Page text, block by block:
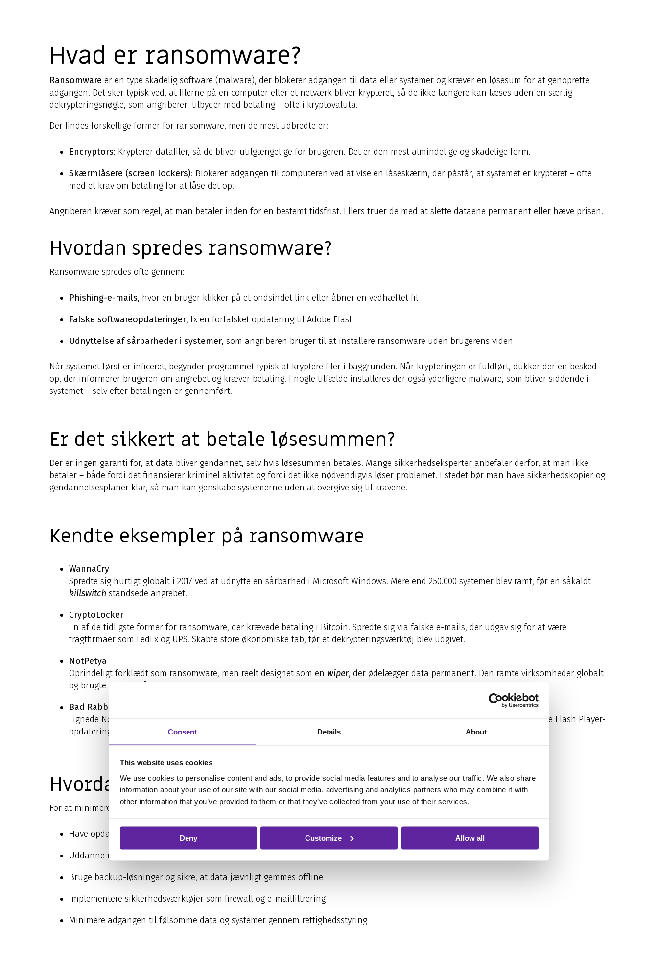
Consent Details About
This website uses cookies
We use cookies to personalise content and ads, to provide social media features and to analyse our traffic. We also share
information about your use of our site with our social media, advertising and analytics partners who may combine it with
other information that you’ve provided to them or that they’ve collected from your use of their services.
Deny Customize Allow all
Hvad er ransomware?
Ransomware er en type skadelig software (malware), der blokerer adgangen til data eller systemer og kræver en løsesum for at genoprette
adgangen. Det sker typisk ved, at filerne på en computer eller et netværk bliver krypteret, så de ikke længere kan læses uden en særlig
dekrypteringsnøgle, som angriberen tilbyder mod betaling – ofte i kryptovaluta.
Der findes forskellige former for ransomware, men de mest udbredte er:
Encryptors: Krypterer datafiler, så de bliver utilgængelige for brugeren. Det er den mest almindelige og skadelige form.
Skærmlåsere (screen lockers): Blokerer adgangen til computeren ved at vise en låseskærm, der påstår, at systemet er krypteret – ofte
med et krav om betaling for at låse det op.
Angriberen kræver som regel, at man betaler inden for en bestemt tidsfrist. Ellers truer de med at slette dataene permanent eller hæve prisen.
Hvordan spredes ransomware?
Ransomware spredes ofte gennem:
Phishing-e-mails, hvor en bruger klikker på et ondsindet link eller åbner en vedhæftet fil
Falske softwareopdateringer, fx en forfalsket opdatering til Adobe Flash
Udnyttelse af sårbarheder i systemer, som angriberen bruger til at installere ransomware uden brugerens viden
Når systemet først er inficeret, begynder programmet typisk at kryptere filer i baggrunden. Når krypteringen er fuldført, dukker der en besked
op, der informerer brugeren om angrebet og kræver betaling. I nogle tilfælde installeres der også yderligere malware, som bliver siddende i
systemet – selv efter betalingen er gennemført.
Er det sikkert at betale løsesummen?
Der er ingen garanti for, at data bliver gendannet, selv hvis løsesummen betales. Mange sikkerhedseksperter anbefaler derfor, at man ikke
betaler – både fordi det finansierer kriminel aktivitet og fordi det ikke nødvendigvis løser problemet. I stedet bør man have sikkerhedskopier og
gendannelsesplaner klar, så man kan genskabe systemerne uden at overgive sig til kravene.
Kendte eksempler på ransomware
WannaCry
Spredte sig hurtigt globalt i 2017 ved at udnytte en sårbarhed i Microsoft Windows. Mere end 250.000 systemer blev ramt, før en såkaldt
killswitchstandsede angrebet.
CryptoLocker
En af de tidligste former for ransomware, der krævede betaling i Bitcoin. Spredte sig via falske e-mails, der udgav sig for at være
fragtfirmaer som FedEx og UPS. Skabte store økonomiske tab, før et dekrypteringsværktøj blev udgivet.
NotPetya
Oprindeligt forklædt som ransomware, men reelt designet som en wiper, der ødelægger data permanent. Den ramte virksomheder globalt
og brugte samme sårbarhed som WannaCry til at sprede sig.
Bad Rabbit
Lignede NotPetya i virkemåde, men tillod faktisk dekryptering, hvis løsesummen blev betalt. Spredtes primært gennem falske Flash Player-
opdateringer.
Hvordan beskytter man sig mod ransomware?
For at minimere risikoen for ransomware er det vigtigt at:
Have opdateret antivirus og operativsystem
Uddanne medarbejdere i at genkende phishing
Bruge backup-løsninger og sikre, at data jævnligt gemmes offline
Implementere sikkerhedsværktøjer som firewall og e-mailfiltrering
Minimere adgangen til følsomme data og systemer gennem rettighedsstyring